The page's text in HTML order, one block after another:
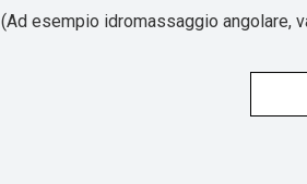
(Ad esempio idromassaggio angolare,